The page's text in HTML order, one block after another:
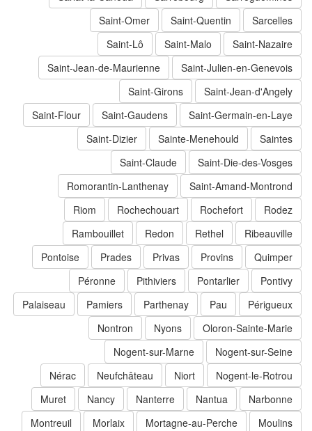
Sarcelles
Saint-Quentin
Saint-Omer
Saint-Nazaire
Saint-Malo
Saint-Lô
Saint-Julien-en-Genevois
Saint-Jean-de-Maurienne
Saint-Jean-d'Angely
Saint-Girons
Saint-Germain-en-Laye
Saint-Gaudens
Saint-Flour
Saintes
Sainte-Menehould
Saint-Dizier
Saint-Die-des-Vosges
Saint-Claude
Saint-Amand-Montrond
Romorantin-Lanthenay
Rodez
Rochefort
Rochechouart
Riom
Ribeauville
Rethel
Redon
Rambouillet
Quimper
Provins
Privas
Prades
Pontoise
Pontivy
Pontarlier
Pithiviers
Péronne
Périgueux
Parthenay
Pamiers
Palaiseau
Oloron-Sainte-Marie
Nyons
Nontron
Nogent-sur-Seine
Nogent-sur-Marne
Nogent-le-Rotrou
Niort
Neufchâteau
Nérac
Narbonne
Nantua
Nanterre
Nancy
Muret
Moulins
Mortagne-au-Perche
Morlaix
Montreuil